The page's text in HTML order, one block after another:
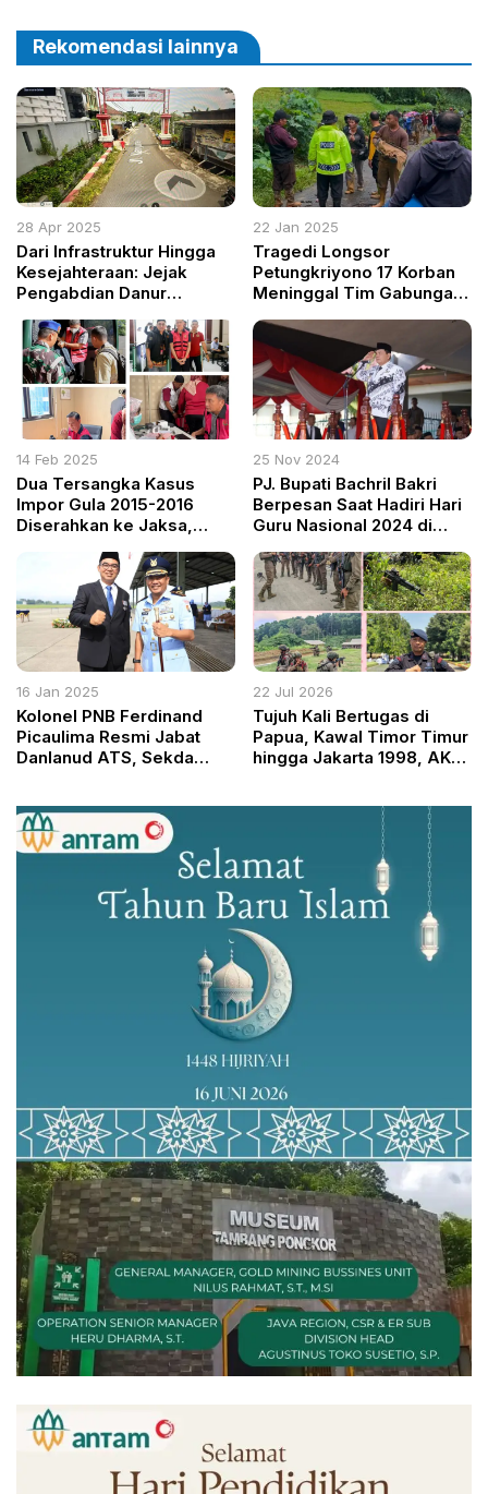
Rekomendasi lainnya
28 Apr 2025
Dari Infrastruktur Hingga
Kesejahteraan: Jejak
Pengabdian Danur
Semarang
22 Jan 2025
Tragedi Longsor
Petungkriyono 17 Korban
Meninggal Tim Gabungan
Hilang
14 Feb 2025
Dua Tersangka Kasus
Impor Gula 2015-2016
Diserahkan ke Jaksa,
25 Nov 2024
PJ. Bupati Bachril Bakri
Berpesan Saat Hadiri Hari
Guru Nasional 2024 di
Kabupaten Bogor
16 Jan 2025
Kolonel PNB Ferdinand
Picaulima Resmi Jabat
Danlanud ATS, Sekda
Pemda
22 Jul 2026
Tujuh Kali Bertugas di
Papua, Kawal Timor Timur
hingga Jakarta 1998, AKP